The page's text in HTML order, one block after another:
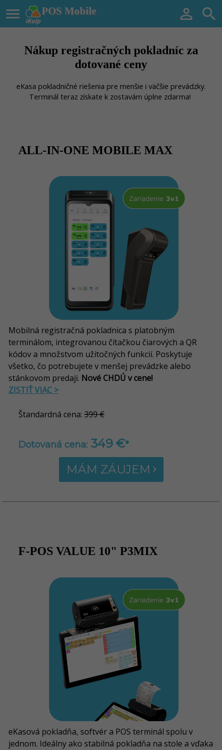
POS Mobile
  
Nákup registračných pokladníc za
dotované ceny
eKasa pokladničné riešenia pre menšie i väčšie prevádzky.
Terminál teraz získate k zostavám úplne zdarma!
ALL-IN-ONE MOBILE MAX
Mobilná registračná pokladnica s platobným
terminálom, integrovanou čítačkou čiarových a QR
kódov a množstvom užitočných funkcií. Poskytuje
všetko, čo potrebujete v menšej prevádzke alebo
stánkovom predaji. Nové CHDÚ v cene!
ZISTIŤ VIAC >
Štandardná cena: 399 €
Dotovaná cena: 349 €*
MÁM ZÁUJEM
F-POS VALUE 10" P3MIX
eKasová pokladňa, softvér a POS terminál spolu v
jednom. Ideálny ako stabilná pokladňa na stole a vďaka